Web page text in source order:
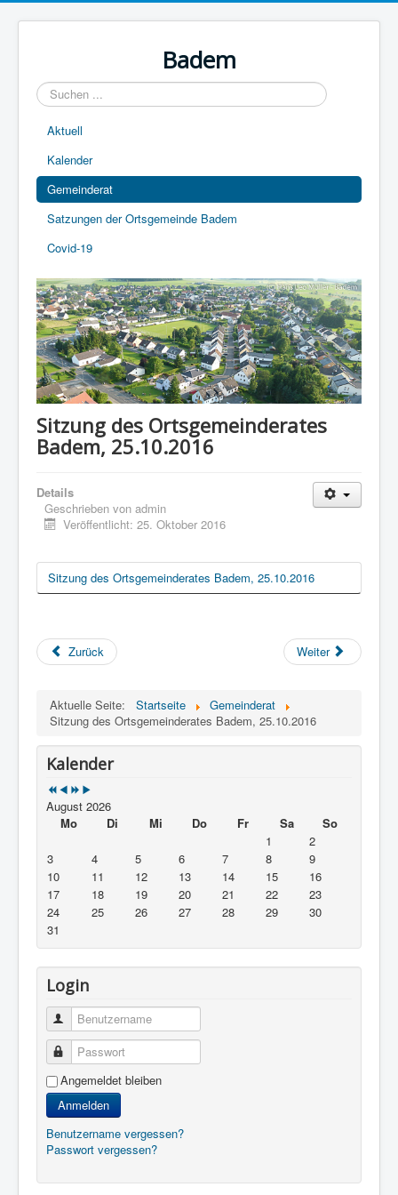
Badem
Suchen
...
Aktuell
Kalender
Gemeinderat
Satzungen der Ortsgemeinde Badem
Covid-19
Sitzung des Ortsgemeinderates
Badem, 25.10.2016
Details
Geschrieben von admin
Veröffentlicht: 25. Oktober 2016
Sitzung des Ortsgemeinderates Badem, 25.10.2016
Zurück Weiter
Aktuelle Seite: Startseite
Gemeinderat
Sitzung des Ortsgemeinderates Badem, 25.10.2016
Kalender
August 2026
Mo
Di Mi Do Fr Sa
So
1
2
3
4 5 6 7 8
9
10
11 12 13 14 15
16
17
18 19 20 21 22
23
24
25 26 27 28 29
30
31
Login
Benutzername
Passwort
Angemeldet bleiben
Anmelden
Benutzername vergessen?
Passwort vergessen?